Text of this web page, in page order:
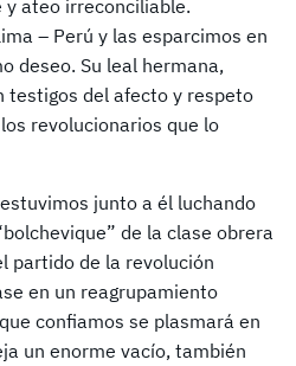
y ateo irreconciliable.
– Perú y las esparcimos en
deseo. Su leal hermana,
testigos del afecto y respeto
revolucionarios que lo
junto a él luchando
de la clase obrera
partido de la revolución
en un reagrupamiento
confiamos se plasmará en
un enorme vacío, también